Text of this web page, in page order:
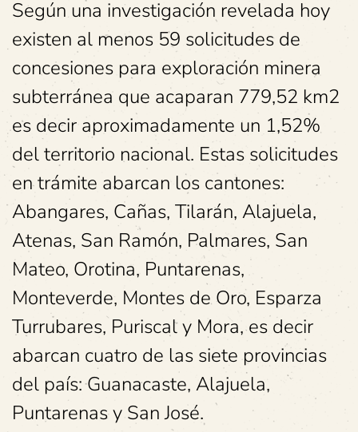
Según una investigación revelada hoy
existen al menos 59 solicitudes de
concesiones para exploración minera
subterránea que acaparan 779,52 km2
es decir aproximadamente un 1,52%
del territorio nacional. Estas solicitudes
en trámite abarcan los cantones:
Abangares, Cañas, Tilarán, Alajuela,
Atenas, San Ramón, Palmares, San
Mateo, Orotina, Puntarenas,
Monteverde, Montes de Oro, Esparza
Turrubares, Puriscal y Mora, es decir
abarcan cuatro de las siete provincias
del país: Guanacaste, Alajuela,
Puntarenas y San José.